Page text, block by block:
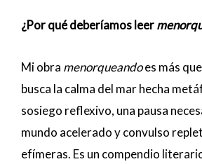
¿Por qué deberíamos leer
Mi obra menorqueandoes más
busca la calma del mar hecha
sosiego reflexivo, una pausa
mundo acelerado y convulso
efímeras. Es un compendio